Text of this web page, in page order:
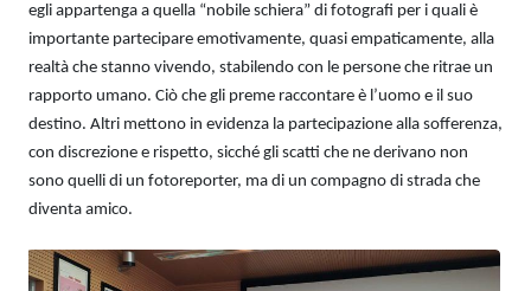
egli appartenga a quella “nobile schiera” di fotografi per i quali è
importante partecipare emotivamente, quasi empaticamente, alla
realtà che stanno vivendo, stabilendo con le persone che ritrae un
rapporto umano. Ciò che gli preme raccontare è l’uomo e il suo
destino. Altri mettono in evidenza la partecipazione alla sofferenza,
con discrezione e rispetto, sicché gli scatti che ne derivano non
sono quelli di un fotoreporter, ma di un compagno di strada che
diventa amico.